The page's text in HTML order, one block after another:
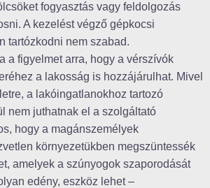
fogyasztás vagy feldolgozás
A kezelést végző gépkocsi
tartózkodni nem szabad.
a figyelmet arra, hogy a vérszívók
a lakosság is hozzájárulhat. Mivel
a lakóingatlanokhoz tartozó
nem juthatnak el a szolgáltató
hogy a magánszemélyek
környezetükben megszüntessék
amelyek a szúnyogok szaporodását
edény, eszköz lehet –